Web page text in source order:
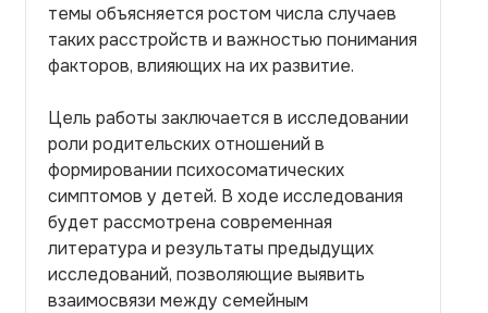
темы объясняется ростом числа случаев
таких расстройств и важностью понимания
факторов, влияющих на их развитие.
Цель работы заключается в исследовании
роли родительских отношений в
формировании психосоматических
симптомов у детей. В ходе исследования
будет рассмотрена современная
литература и результаты предыдущих
исследований, позволяющие выявить
взаимосвязи между семейным